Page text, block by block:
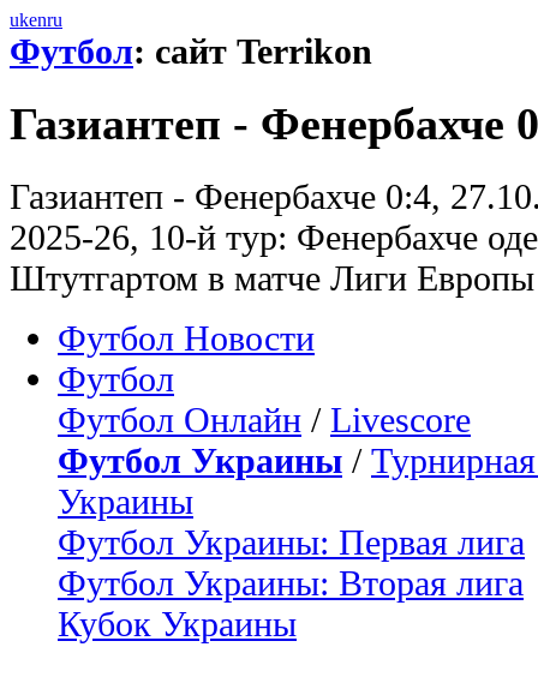
ukenru
Футбол: сайт Terrikon
Газиантеп - Фенербахче
Газиантеп - Фенербахче 0:4,
2025-26, 10-й тур: Фенербахче
Штутгартом в матче Лиги Европы
Футбол Новости
Футбол
Футбол Онлайн / Livescore
Футбол Украины /
Украины
Футбол Украины: Первая лига
Футбол Украины: Вторая лига
Кубок Украины